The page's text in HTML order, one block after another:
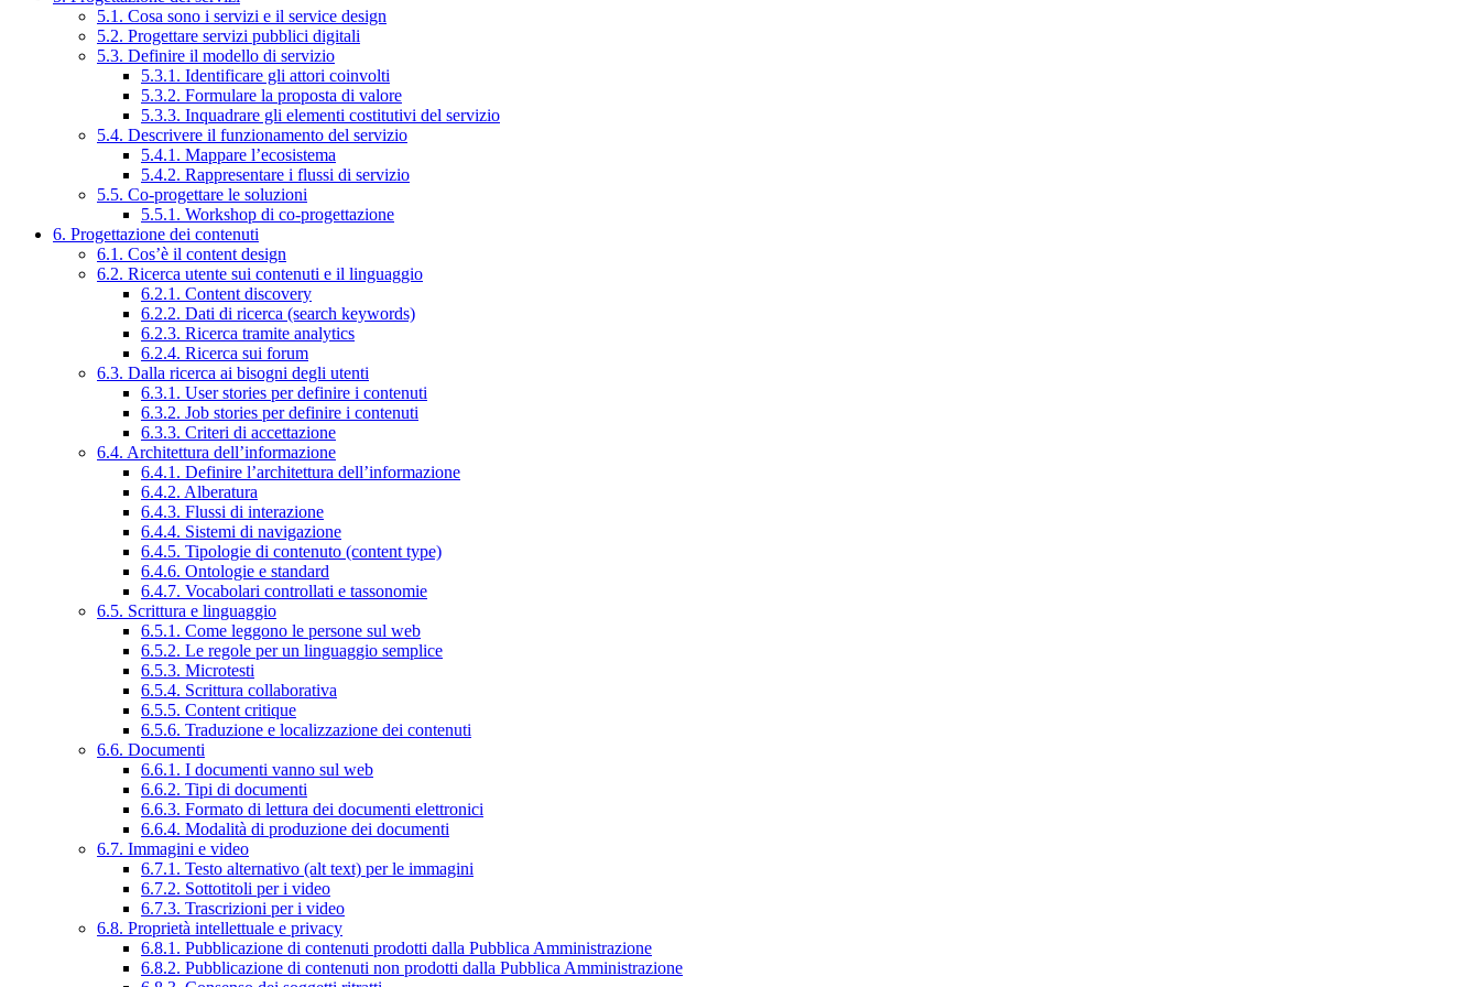
5.1. Cosa sono i servizi e il service design
5.2. Progettare servizi pubblici digitali
5.3. Definire il modello di servizio
5.3.1. Identificare gli attori coinvolti
5.3.2. Formulare la proposta di valore
5.3.3. Inquadrare gli elementi costitutivi del servizio
5.4. Descrivere il funzionamento del servizio
5.4.1. Mappare l’ecosistema
5.4.2. Rappresentare i flussi di servizio
5.5. Co-progettare le soluzioni
5.5.1. Workshop di co-progettazione
6. Progettazione dei contenuti
6.1. Cos’è il content design
6.2. Ricerca utente sui contenuti e il linguaggio
6.2.1. Content discovery
6.2.2. Dati di ricerca (search keywords)
6.2.3. Ricerca tramite analytics
6.2.4. Ricerca sui forum
6.3. Dalla ricerca ai bisogni degli utenti
6.3.1. User stories per definire i contenuti
6.3.2. Job stories per definire i contenuti
6.3.3. Criteri di accettazione
6.4. Architettura dell’informazione
6.4.1. Definire l’architettura dell’informazione
6.4.2. Alberatura
6.4.3. Flussi di interazione
6.4.4. Sistemi di navigazione
6.4.5. Tipologie di contenuto (content type)
6.4.6. Ontologie e standard
6.4.7. Vocabolari controllati e tassonomie
6.5. Scrittura e linguaggio
6.5.1. Come leggono le persone sul web
6.5.2. Le regole per un linguaggio semplice
6.5.3. Microtesti
6.5.4. Scrittura collaborativa
6.5.5. Content critique
6.5.6. Traduzione e localizzazione dei contenuti
6.6. Documenti
6.6.1. I documenti vanno sul web
6.6.2. Tipi di documenti
6.6.3. Formato di lettura dei documenti elettronici
6.6.4. Modalità di produzione dei documenti
6.7. Immagini e video
6.7.1. Testo alternativo (alt text) per le immagini
6.7.2. Sottotitoli per i video
6.7.3. Trascrizioni per i video
6.8. Proprietà intellettuale e privacy
6.8.1. Pubblicazione di contenuti prodotti dalla Pubblica Amministrazione
6.8.2. Pubblicazione di contenuti non prodotti dalla Pubblica Amministrazione